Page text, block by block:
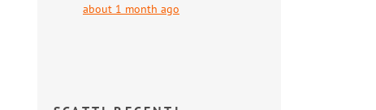
about 1 month ago